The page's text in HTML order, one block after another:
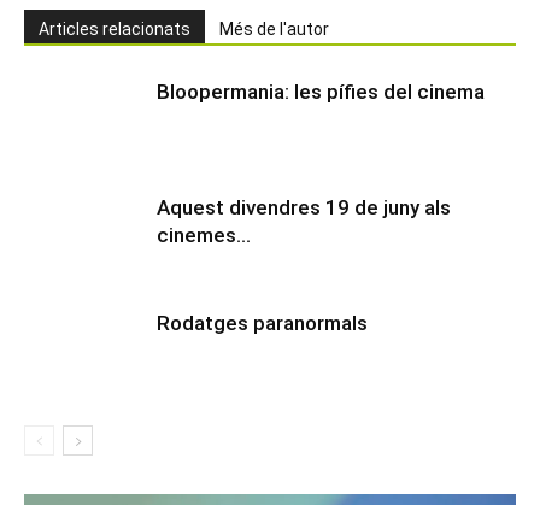
Articles relacionats Més de l'autor
Bloopermania: les pífies del cinema
Aquest divendres 19 de juny als
cinemes…
Rodatges paranormals